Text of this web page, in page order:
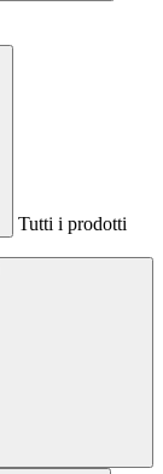
Tutti i prodotti